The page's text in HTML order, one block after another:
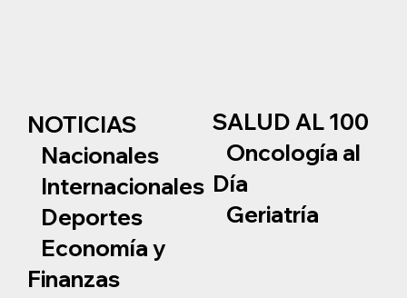
NOTICIAS
Nacionales
Internacionales
Deportes
Economía y
Finanzas
SALUD AL 100
Oncología al
Día
Geriatría